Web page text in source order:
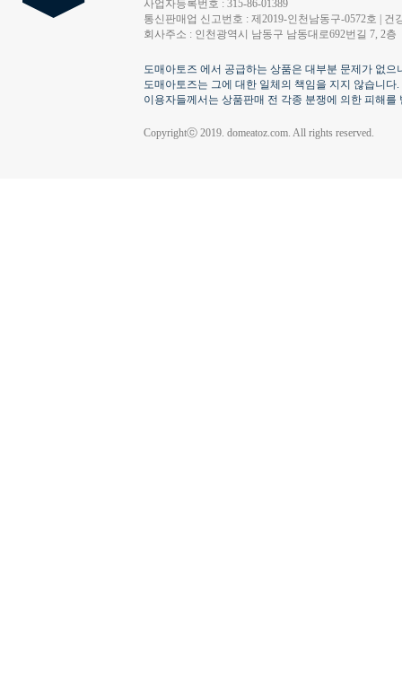
사업자등록번호 : 315-86-01389
통신판매업 신고번호 : 제2019-인천남동구-0572호 | 건
회사주소 : 인천광역시 남동구 남동대로692번길 7, 2층
도매아토즈 에서 공급하는 상품은 대부분 문제가 없
도매아토즈는 그에 대한 일체의 책임을 지지 않습니다.
이용자들께서는 상품판매 전 각종 분쟁에 의한 피해
Copyrightⓒ 2019. domeatoz.com. All rights reserved.